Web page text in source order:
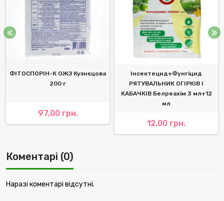
ФІТОСПОРІН-К ОЖЗ Кузнєцова
200 г
97,00 грн.
Інсектецид+Фунгіцид
РЯТУВАЛЬНИК ОГІРКІВ І
КАБАЧКІВ Белреахім 3 мл+12
мл
12,00 грн.
Коментарі (0)
Наразі коментарі відсутні.